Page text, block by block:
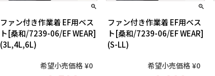
ファン付き作業着 EF用ベス
ト[桑和/7239-06/EF WEAR]
(3L,4L,6L)
希望小売価格 ¥0
ファン付き作業着 EF用ベス
ト[桑和/7239-06/EF WEAR]
(S-LL)
希望小売価格 ¥0